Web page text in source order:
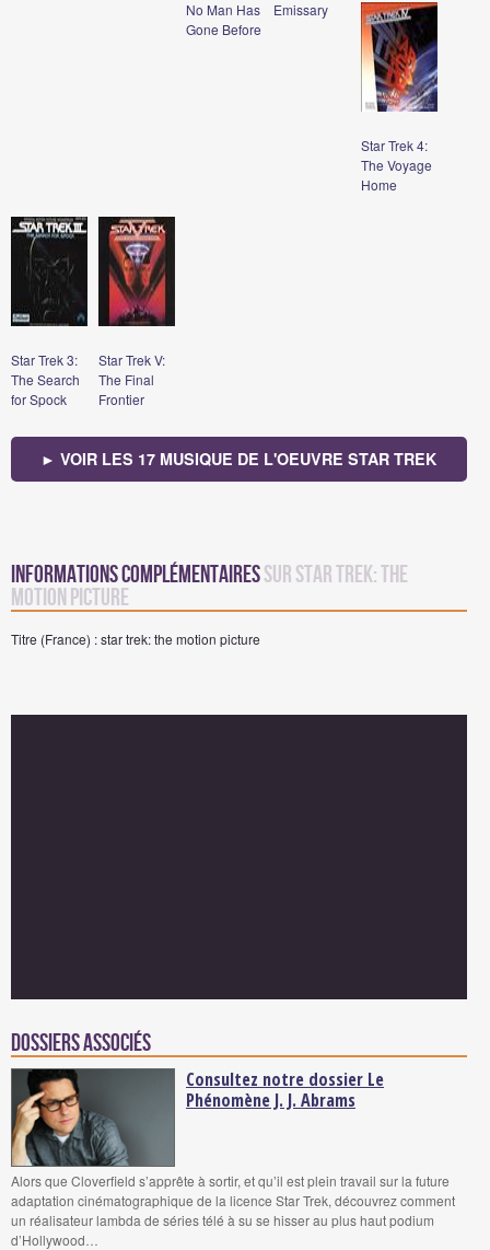
No Man Has
Gone Before
Emissary
Star Trek 4:
The Voyage
Home
Star Trek 3:
The Search
for Spock
Star Trek V:
The Final
Frontier
► VOIR LES 17 MUSIQUE DE L'OEUVRE STAR TREK
Informations complémentairessur Star Trek: The
Motion Picture
Titre (France) : star trek: the motion picture
Dossiers associés
Consultez notre dossier Le
Phénomène J. J. Abrams
Alors que Cloverfield s’apprête à sortir, et qu’il est plein travail sur la future
adaptation cinématographique de la licence Star Trek, découvrez comment
un réalisateur lambda de séries télé à su se hisser au plus haut podium
d’Hollywood…